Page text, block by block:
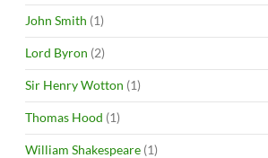
John Smith (1)
Lord Byron (2)
Sir Henry Wotton (1)
Thomas Hood (1)
William Shakespeare (1)